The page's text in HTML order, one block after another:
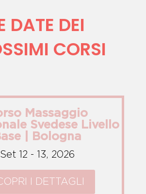
DATE DEI
CORSI
Massaggio
Svedese Livello
| Bologna
Set 12 - 13, 2026
I DETTAGLI